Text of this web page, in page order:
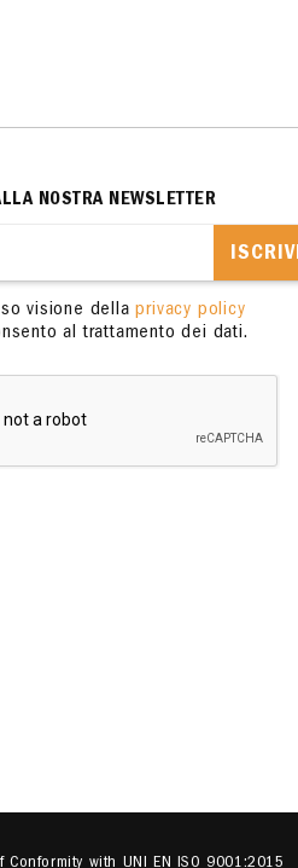
NOSTRA NEWSLETTER
visione dellaprivacy policy
al trattamento dei dati.
with UNI EN ISO 9001:2015